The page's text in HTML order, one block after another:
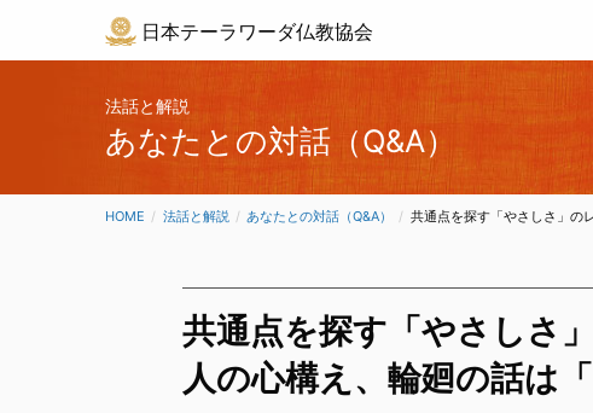
日本テーラワーダ仏教協会
法話と解説
あなたとの対話（Q&A）
HOME 法話と解説 あなたとの対話（Q&A） CURRENT:
共通点を探す「やさしさ」の
共通点を探す「やさしさ
人の心構え、輪廻の話は